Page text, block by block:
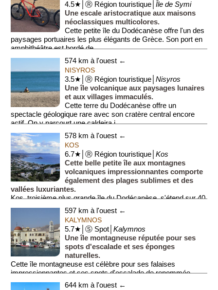
4.5★│Ⓡ Région touristique│Île de Symi
Une escale aristocratique aux maisons
néoclassiques multicolores.
Cette petite île du Dodécanèse offre l'un des
paysages portuaires les plus élégants de Grèce. Son port en
amphithéâtre est bordé de...
574 km à l'ouest ←
NISYROS
3.5★│Ⓡ Région touristique│Nisyros
Une île volcanique aux paysages lunaires
et aux villages immaculés.
Cette terre du Dodécanèse offre un
spectacle géologique rare avec son cratère central encore
actif. On y parcourt une caldeira i...
578 km à l'ouest ←
KOS
6.7★│Ⓡ Région touristique│Kos
Cette belle petite île aux montagnes
volcaniques impressionnantes comporte
également des plages sublimes et des
vallées luxuriantes.
Kos, troisième plus grande île du Dodécanèse, s'étend sur 40
k...
597 km à l'ouest ←
KALYMNOS
5.7★│Ⓢ Spot│Kalymnos
Une île montagneuse réputée pour ses
spots d'escalade et ses éponges
naturelles.
Cette île montagneuse est célèbre pour ses falaises
impressionnantes et ses spots d'escalade de renommée
mondiale...
644 km à l'ouest ←